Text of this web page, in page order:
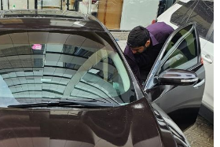
لتر،
الطراز
SV،
تعمل
بالبنزين،
أوتوماتيكية،
دفع
خلفي
مستعمل